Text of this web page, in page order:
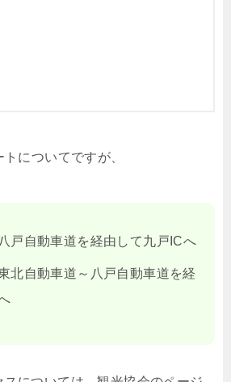
についてですが、
八戸自動車道を経由して九戸ICへ
東北自動車道～八戸自動車道を経